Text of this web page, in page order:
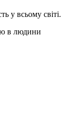
у всьому світі.
в людини